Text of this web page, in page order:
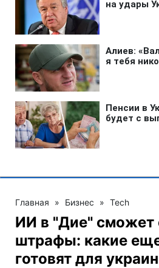
Главная » Бизнес » Tech
ИИ в "Дие" сможет
штрафы: какие
готовят для